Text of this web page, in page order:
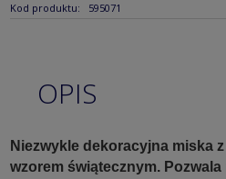
Kod produktu: 595071
OPIS
Niezwykle dekoracyjna miska
wzorem świątecznym.